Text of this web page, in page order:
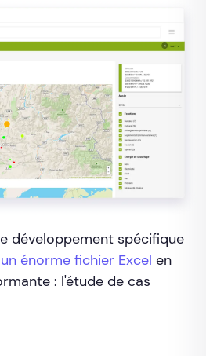
développement spécifique
énorme fichier Excel en
: l'étude de cas